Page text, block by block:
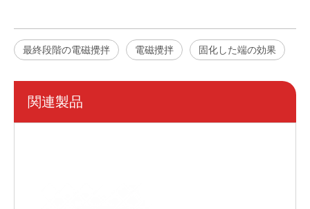
最終段階の電磁攪拌 電磁攪拌 固化した端の効果
関連製品